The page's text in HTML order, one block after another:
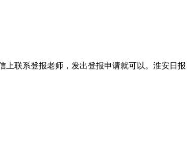
上联系登报老师，发出登报申请就可以。淮安日报